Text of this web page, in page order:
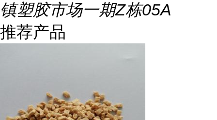
镇塑胶市场一期Z栋05A
推荐产品